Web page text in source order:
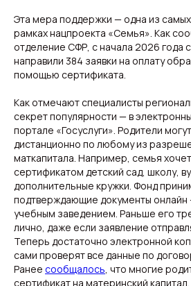
Эта мера поддержки — одна из
рамках нацпроекта «Семья». Как
отделение СФР, с начала 2026 года
направили 384 заявки на оплату
помощью сертификата.
Как отмечают специалисты
секрет популярности — в
портале «Госуслуги». Родители
дистанционно по любому из
маткапитала. Например, семья
сертификатом детский сад, школу,
дополнительные кружки. Фонд
подтверждающие документы онлайн
учебным заведением. Раньше его
лично, даже если заявление
Теперь достаточно электронной
сами проверят все данные по
Ранее сообщалось, что многие
сертификат на материнский
Свежие новости с жару — честно и по делу!
Добро пожаловать на кухню актуальных
Новости
Происшествия
Общество
Экономика
Жизнь
Политика
Подборки
Смоленск
Россия
Мир
Окружные вести